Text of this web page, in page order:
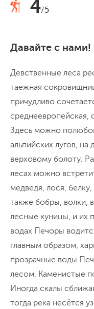
4/5
Давайте с нами!
Девственные леса
таежная
причудливо
среднеевропейская,
Здесь можно
альпийских лугов,
верховому болоту.
лесах можно
медведя, лося,
также бобры, волки,
лесные куницы, и их
водах Печоры
главным образом,
прозрачные воды
лесом. Каменистые
Иногда скалы
тогда река несётся